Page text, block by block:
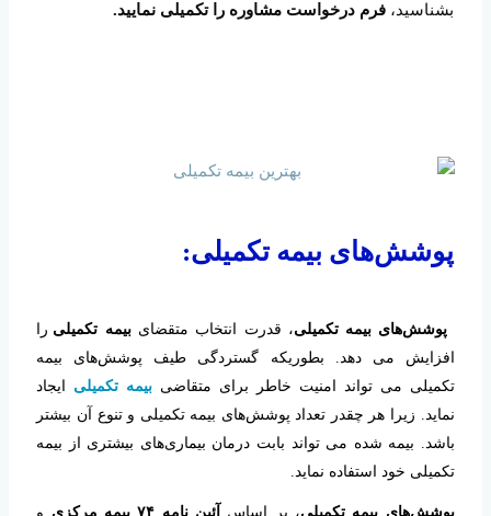
بشناسید،فرم درخواست مشاوره را تکمیلی نمایید.
پوشش‌های بیمه تکمیلی:
پوشش‌های بیمه تکمیلی، قدرت انتخاب متقضایبیمه تکمیلی را
افزایش می دهد. بطوریکه گستردگی طیف پوشش‌های بیمه
تکمیلی می تواند امنیت خاطر برای متقاضی بیمه تکمیلی ایجاد
نماید. زیرا هر چقدر تعداد پوشش‌های بیمه تکمیلی و تنوع آن بیشتر
باشد. بیمه شده می تواند بابت درمان بیماری‌های بیشتری از بیمه
تکمیلی خود استفاده نماید.
پوشش‌های بیمه تکمیلی، بر اساس آئین نامه ۷۴ بیمه مرکزی
و